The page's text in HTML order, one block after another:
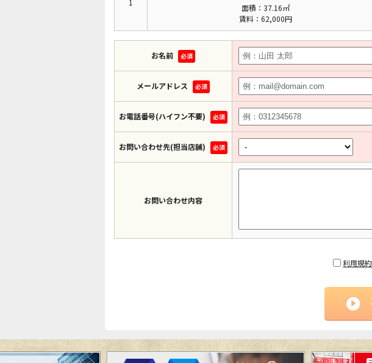
1
面積：37.16㎡
賃料：62,000円
お名前 必須
メールアドレス 必須
お電話番号(ハイフン不要) 必須
お問い合わせ先(担当店舗) 必須
お問い合わせ内容
利用規約